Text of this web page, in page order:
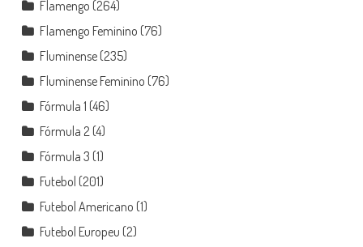
Flamengo (264)
Flamengo Feminino (76)
Fluminense(235)
Fluminense Feminino (76)
Fórmula 1 (46)
Fórmula 2 (4)
Fórmula 3 (1)
Futebol (201)
Futebol Americano (1)
Futebol Europeu (2)